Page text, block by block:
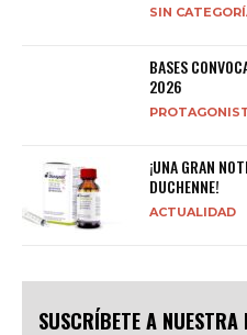
SIN
BASES
2026
¡UNA GRAN
DUCHENNE!
ACTUALIDAD
SUSCRÍBETE A NUESTRA